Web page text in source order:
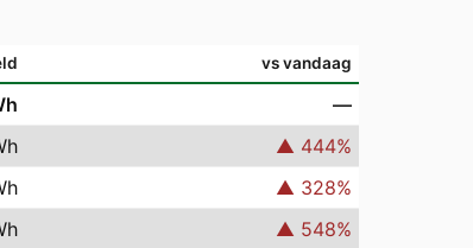
vs vandaag
—
▲ 444%
▲ 328%
▲ 548%